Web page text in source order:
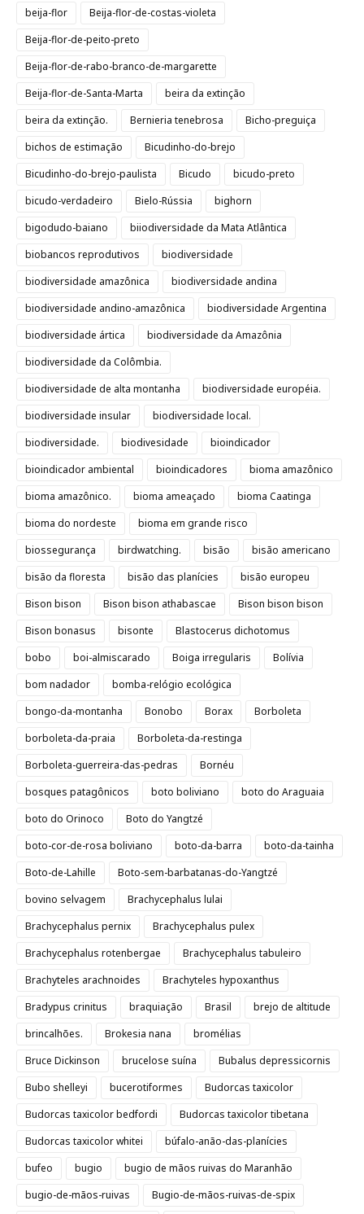
beija-flor
Beija-flor-de-costas-violeta
Beija-flor-de-peito-preto
Beija-flor-de-rabo-branco-de-margarette
Beija-flor-de-Santa-Marta
beira da extinção
beira da extinção.
Bernieria tenebrosa
Bicho-preguiça
bichos de estimação
Bicudinho-do-brejo
Bicudinho-do-brejo-paulista
Bicudo
bicudo-preto
bicudo-verdadeiro
Bielo-Rússia
bighorn
bigodudo-baiano
biiodiversidade da Mata Atlântica
biobancos reprodutivos
biodiversidade
biodiversidade amazônica
biodiversidade andina
biodiversidade andino-amazônica
biodiversidade Argentina
biodiversidade ártica
biodiversidade da Amazônia
biodiversidade da Colômbia.
biodiversidade de alta montanha
biodiversidade européia.
biodiversidade insular
biodiversidade local.
biodiversidade.
biodivesidade
bioindicador
bioindicador ambiental
bioindicadores
bioma amazônico
bioma amazônico.
bioma ameaçado
bioma Caatinga
bioma do nordeste
bioma em grande risco
biossegurança
birdwatching. bisão
bisão americano
bisão da floresta
bisão das planícies
bisão europeu
Bison bison
Bison bison athabascae
Bison bison bison
Bison bonasus
bisonte
Blastocerus dichotomus
bobo
boi-almiscarado Boiga irregularis
Bolívia
bom nadador
bomba-relógio ecológica
bongo-da-montanha
Bonobo Borax
Borboleta
borboleta-da-praia
Borboleta-da-restinga
Borboleta-guerreira-das-pedras
Bornéu
bosques patagônicos
boto boliviano
boto do Araguaia
boto do Orinoco
Boto do Yangtzé
boto-cor-de-rosa boliviano
boto-da-barra
boto-da-tainha
Boto-de-Lahille
Boto-sem-barbatanas-do-Yangtzé
bovino selvagem
Brachycephalus lulai
Brachycephalus pernix
Brachycephalus pulex
Brachycephalus rotenbergae
Brachycephalus tabuleiro
Brachyteles arachnoides
Brachyteles hypoxanthus
Bradypus crinitus
braquiação Brasil
brejo de altitude
brincalhões.
Brokesia nana
bromélias
Bruce Dickinson
brucelose suína
Bubalus depressicornis
Bubo shelleyi
bucerotiformes
Budorcas taxicolor
Budorcas taxicolor bedfordi
Budorcas taxicolor tibetana
Budorcas taxicolor whitei
búfalo-anão-das-planícies
bufeo
bugio
bugio de mãos ruivas do Maranhão
bugio-de-mãos-ruivas
Bugio-de-mãos-ruivas-de-spix